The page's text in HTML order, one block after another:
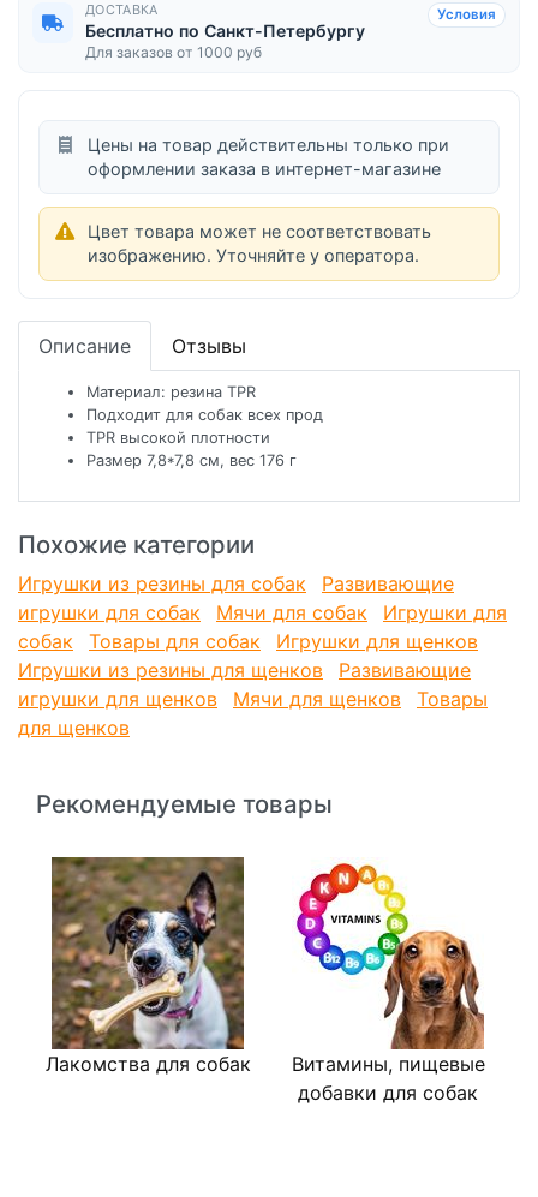
ДОСТАВКА
Бесплатно по Санкт-Петербургу
Для заказов от 1000 руб
Условия
Цены на товар действительны только при
оформлении заказа в интернет-магазине
Цвет товара может не соответствовать
изображению. Уточняйте у оператора.
Описание Отзывы
Материал: резина TPR
Подходит для собак всех прод
TPR высокой плотности
Размер 7,8*7,8 см, вес 176 г
Похожие категории
Игрушки из резины для собак
Развивающие
игрушки для собак
Мячи для собак
Игрушки для
собак
Товары для собак
Игрушки для щенков
Игрушки из резины для щенков
Развивающие
игрушки для щенков
Мячи для щенков
Товары
для щенков
Рекомендуемые товары
Лакомства для собак
Витамины, пищевые
добавки для собак